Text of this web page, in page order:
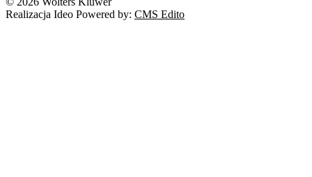
Realizacja Ideo Powered by: CMS Edito